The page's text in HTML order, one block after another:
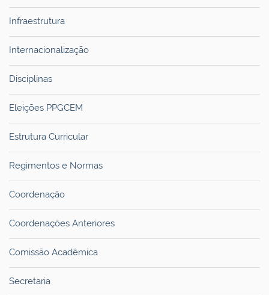
Infraestrutura
Internacionalização
Disciplinas
Eleições PPGCEM
Estrutura Curricular
Regimentos e Normas
Coordenação
Coordenações Anteriores
Comissão Acadêmica
Secretaria